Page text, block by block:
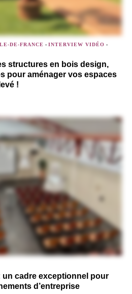
DE-FRANCE - INTERVIEW VIDÉO -
structures en bois design,
pour aménager vos espaces
!
un cadre exceptionnel pour
d’entreprise